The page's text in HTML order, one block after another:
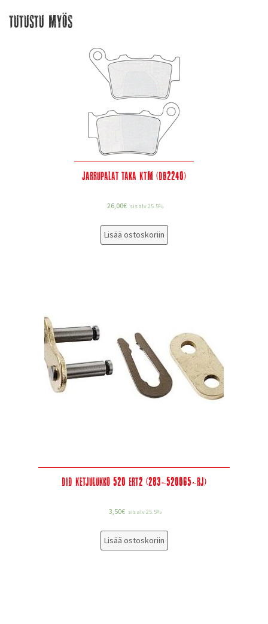
Tutustu myös
Jarrupalat taka KTM (DB2240)
26,00€ sis alv 25.5%
Lisää ostoskoriin
DID Ketjulukko 520 ERT2 (283-520065-RJ)
3,50€ sis alv 25.5%
Lisää ostoskoriin